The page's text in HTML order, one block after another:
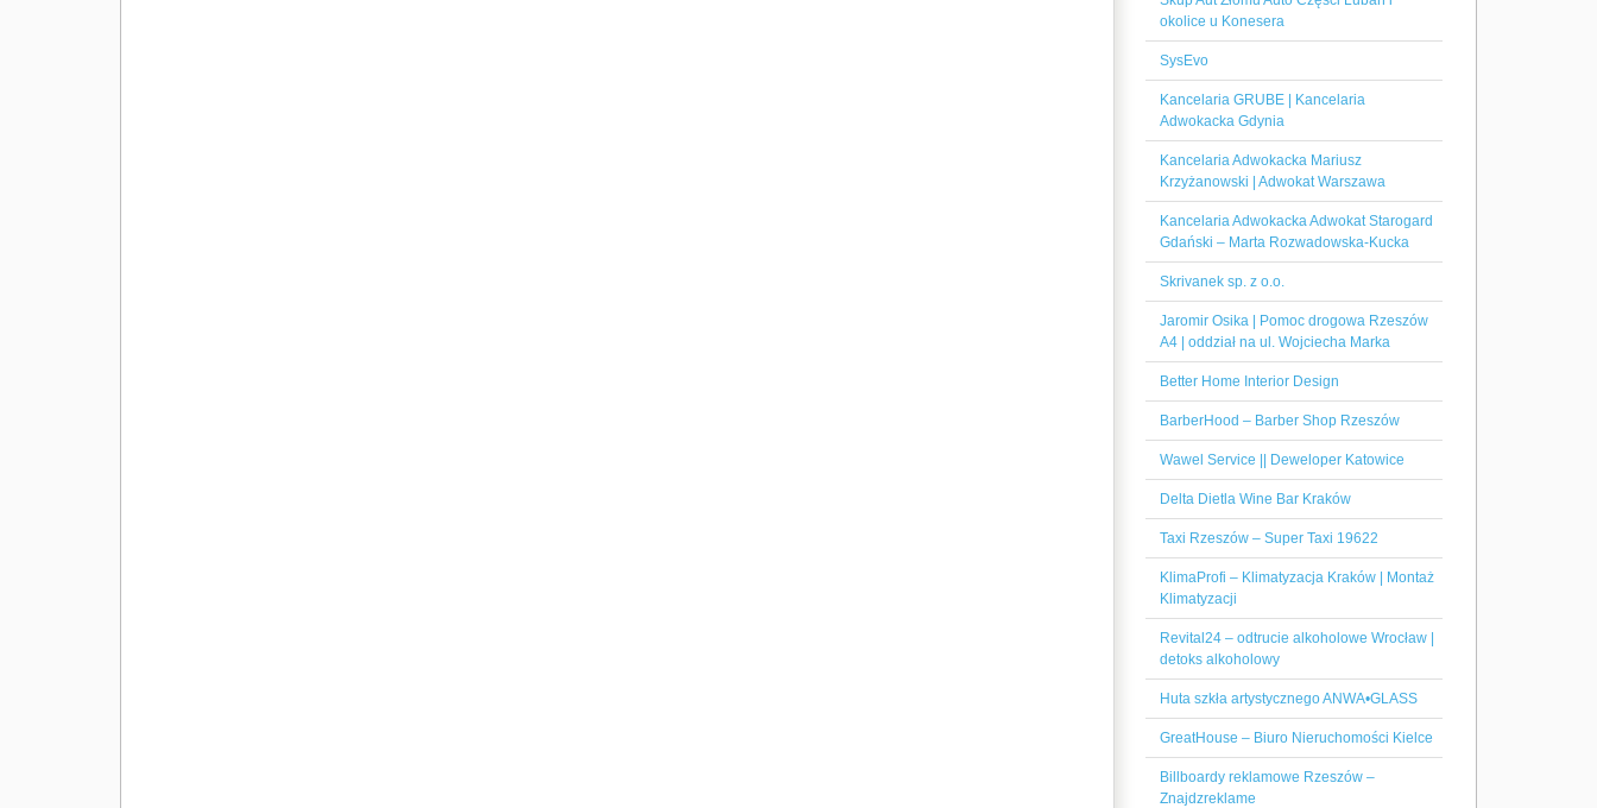
okolice u Konesera
SysEvo
Kancelaria GRUBE | Kancelaria
Adwokacka Gdynia
Kancelaria Adwokacka Mariusz
Krzyżanowski | Adwokat Warszawa
Kancelaria Adwokacka Adwokat Starogard
Gdański – Marta Rozwadowska-Kucka
Skrivanek sp. z o.o.
Jaromir Osika | Pomoc drogowa Rzeszów
A4 | oddział na ul. Wojciecha Marka
Better Home Interior Design
BarberHood – Barber Shop Rzeszów
Wawel Service || Deweloper Katowice
Delta Dietla Wine Bar Kraków
Taxi Rzeszów – Super Taxi 19622
KlimaProfi – Klimatyzacja Kraków | Montaż
Klimatyzacji
Revital24 – odtrucie alkoholowe Wrocław |
detoks alkoholowy
Huta szkła artystycznego ANWA•GLASS
GreatHouse – Biuro Nieruchomości Kielce
Billboardy reklamowe Rzeszów –
Znajdzreklame